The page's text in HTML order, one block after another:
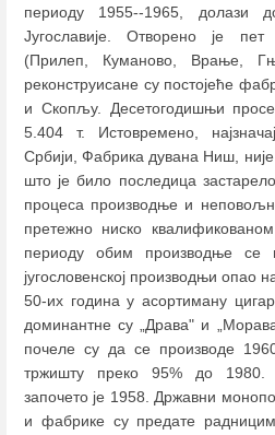
периоду 1955--1965, долази
Југославије. Отворено је
(Прилеп, Куманово, Врање,
реконструисане су постојеће
и Скопљу. Десетогодишњи
5.404 т. Истовремено,
Србији, Фабрика дувана Ниш, није
што је било последица
процеса производње и
претежно ниско
периоду обим производње се
југословенској производњи опао
50-их година у асортиману
доминантне су „Драва" и
почеле су да се производе
тржишту преко 95% до 1980.
започето је 1958. Државни
и фабрике су предате